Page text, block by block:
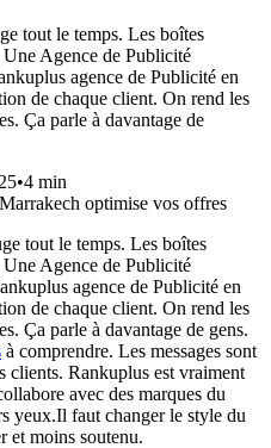
tout le temps. Les boîtes
Agence de Publicité
agence de Publicité en
de chaque client. On rend les
Ça parle à davantage de
•4 min
tout le temps. Les boîtes
Une Agence de Publicité
agence de Publicité en
de chaque client. On rend les
Ça parle à davantage de gens.
à comprendre. Les messages sont
clients. Rankuplus est vraiment
avec des marques du
yeux.Il faut changer le style du
et moins soutenu.